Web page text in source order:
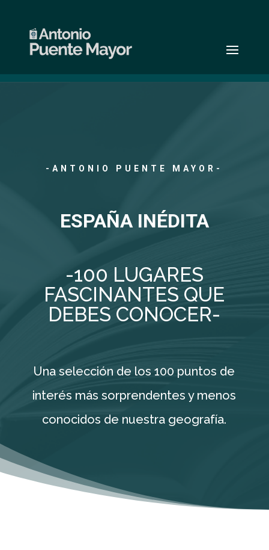
-ANTONIO PUENTE MAYOR-
ESPAÑA INÉDITA
-100 LUGARES
FASCINANTES QUE
DEBES CONOCER-
Una selección de los 100 puntos de
interés más sorprendentes y menos
conocidos de nuestra geografía.